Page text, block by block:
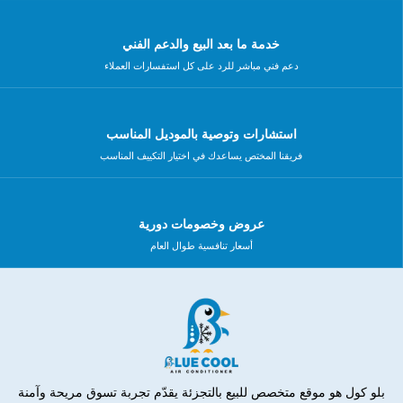
خدمة ما بعد البيع والدعم الفني
دعم فني مباشر للرد على كل استفسارات العملاء
استشارات وتوصية بالموديل المناسب
فريقنا المختص يساعدك في اختيار التكييف المناسب
عروض وخصومات دورية
أسعار تنافسية طوال العام
بلو كول هو موقع متخصص للبيع بالتجزئة يقدّم تجربة تسوق مريحة وآمنة